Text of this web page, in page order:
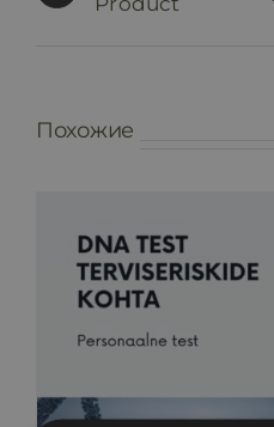
Похожие